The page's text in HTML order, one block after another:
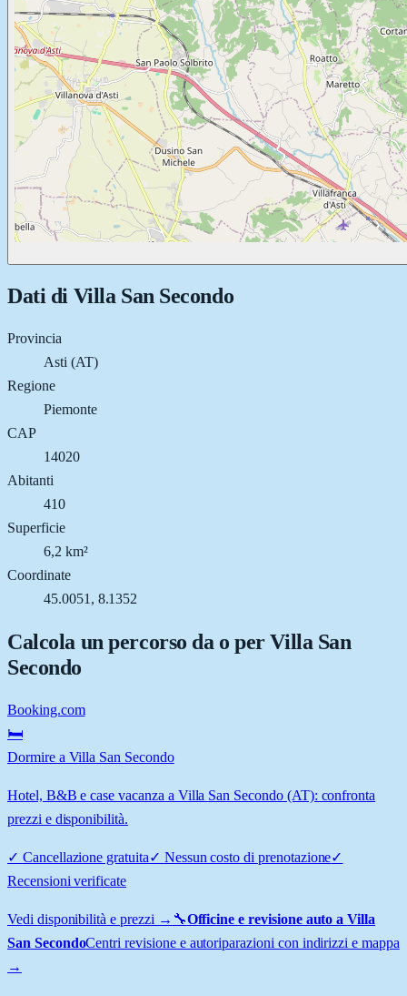
Dati di Villa San Secondo
Provincia
Asti (AT)
Regione
Piemonte
CAP
14020
Abitanti
410
Superficie
6,2 km²
Coordinate
45.0051, 8.1352
Calcola un percorso da o perVilla San
Secondo
Booking.com
🛏️
Dormire a Villa San Secondo
Hotel, B&B e case vacanza a Villa San Secondo (AT): confronta
prezzi e disponibilità.
✓ Cancellazione gratuita✓ Nessun costo di prenotazione✓
Recensioni verificate
Vedi disponibilità e prezzi → 🔧Officine e revisione auto aVilla
San SecondoCentri revisione e autoriparazioni con indirizzi e mappa
→